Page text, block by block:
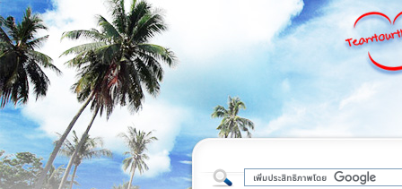
ต้